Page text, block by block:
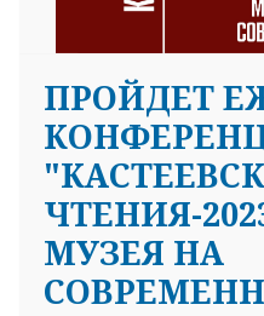
ПРОЙДЕТ
ЧТЕНИЯ-
МУЗЕЯ НА